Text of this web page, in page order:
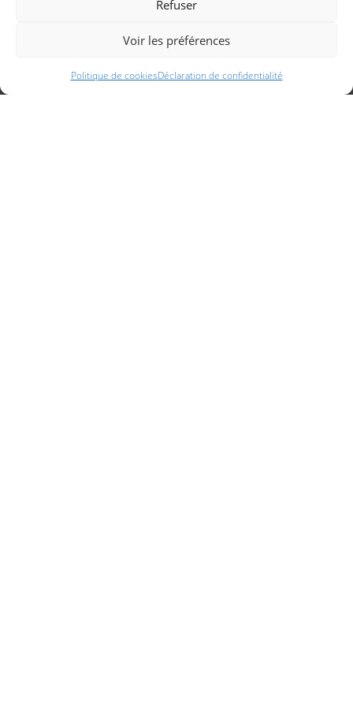
Refuser
Voir les préférences
Politique de cookiesDéclaration de confidentialité
Campez Couvert
Infos pratiques